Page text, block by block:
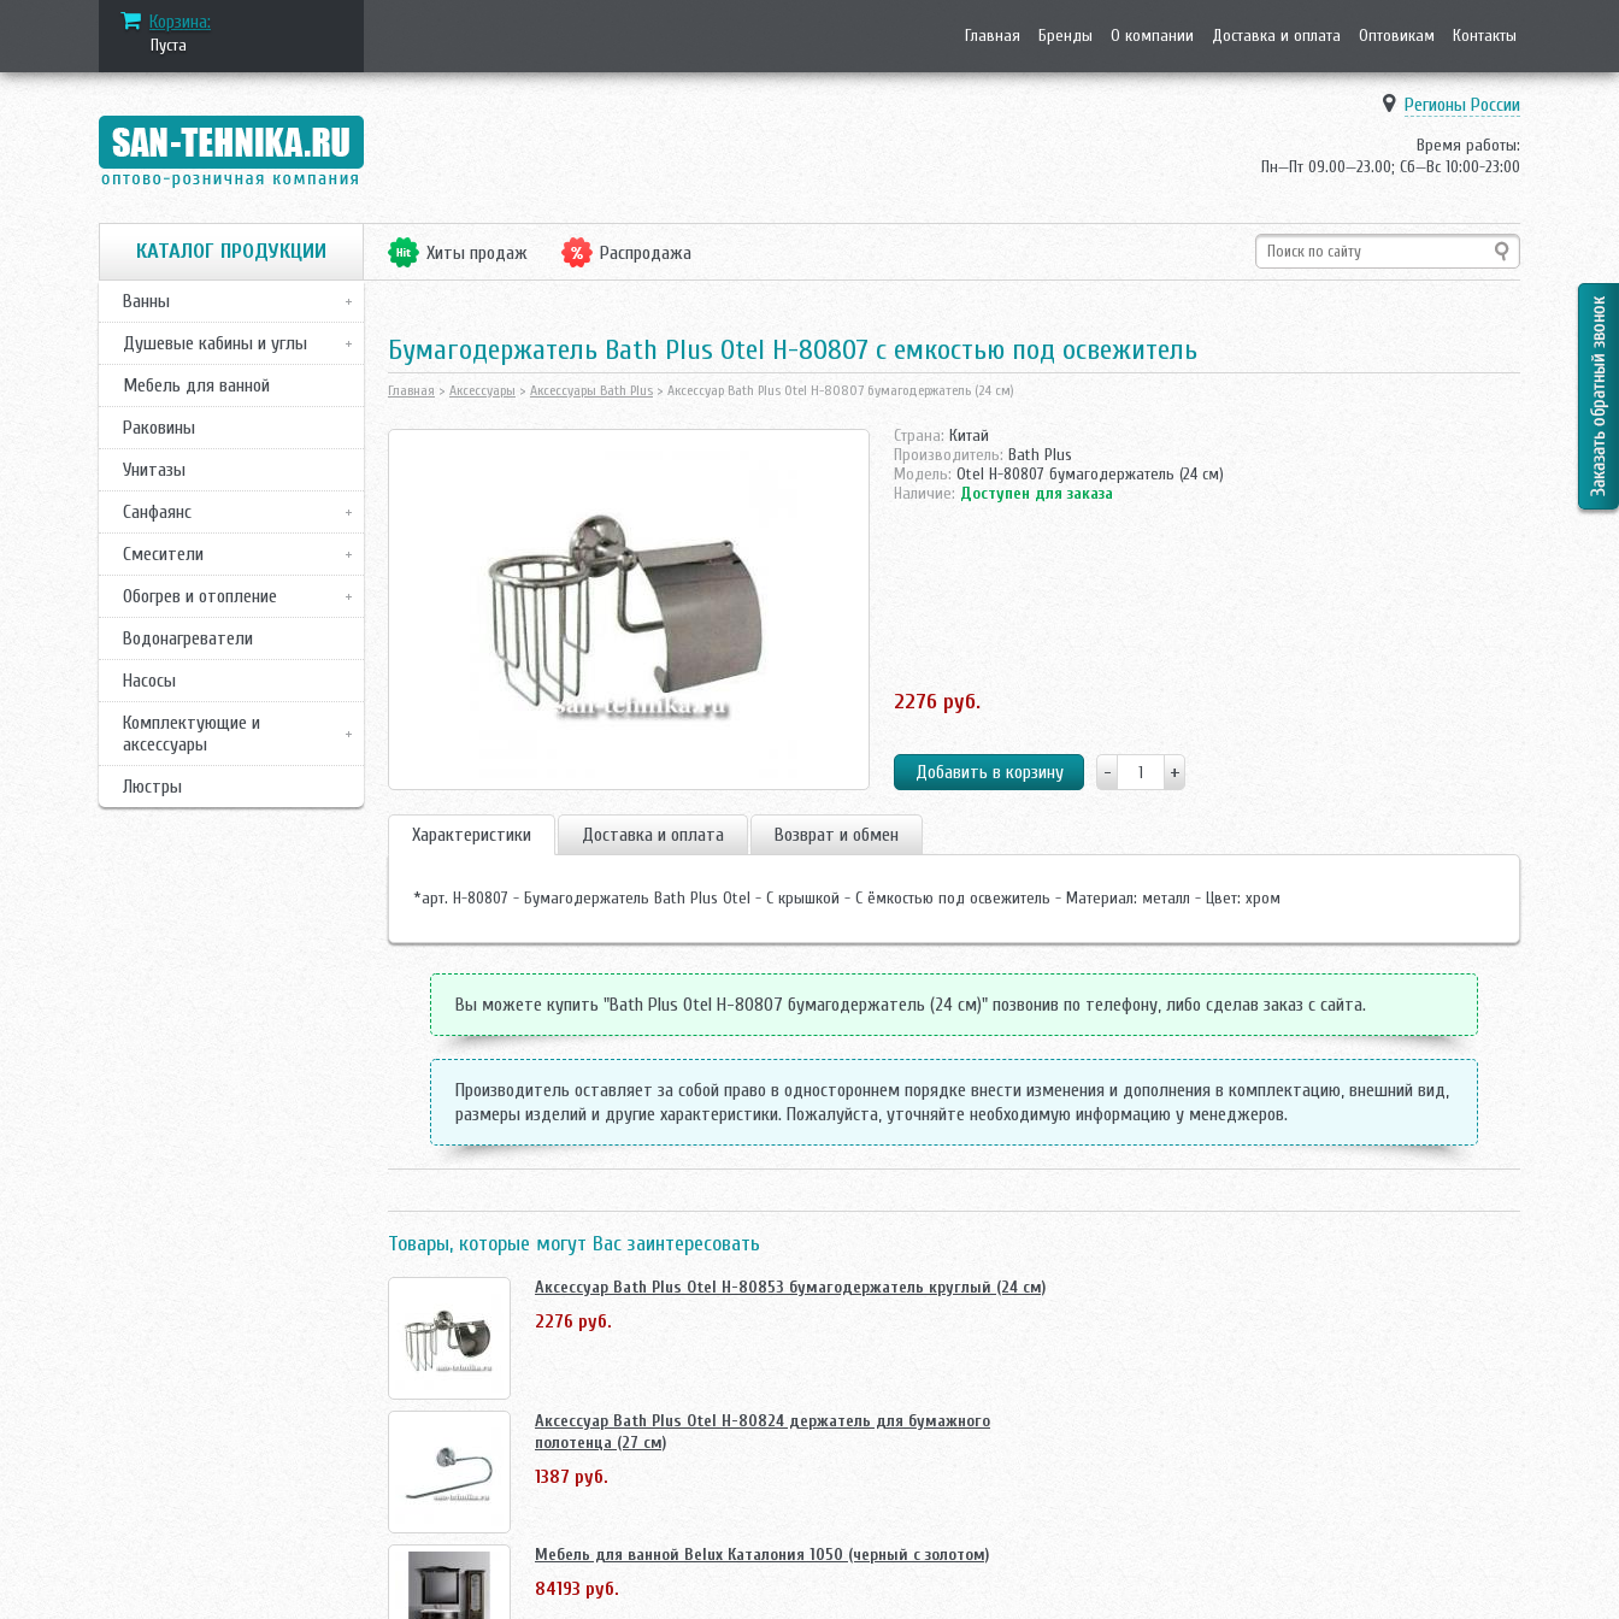
Корзина:
Пуста Главная Бренды О компании Доставка и оплата Оптовикам Контакты
Регионы России
Время работы:
Пн—Пт 09.00—23.00; Сб—Вс 10:00-23:00
КАТАЛОГ ПРОДУКЦИИ
Ванны
Душевые кабины и углы
Мебель для ванной
Раковины
Унитазы
Санфаянс
Смесители
Обогрев и отопление
Водонагреватели
Насосы
Комплектующие и
аксессуары
Люстры
Хиты продаж Распродажа
Бумагодержатель Bath Plus Otel H-80807 с емкостью под освежитель
Главная > Аксессуары > Аксессуары Bath Plus > Аксессуар Bath Plus Otel H-80807 бумагодержатель (24 см)
Страна: Китай
Производитель: Bath Plus
Модель: Otel H-80807 бумагодержатель (24 см)
Наличие: Доступен для заказа
2276 руб.
Характеристики Доставка и оплата Возврат и обмен
*арт. H-80807 - Бумагодержатель Bath Plus Otel - С крышкой - С ёмкостью под освежитель - Материал: металл - Цвет: хром
Вы можете купить "Bath Plus Otel H-80807 бумагодержатель (24 см)" позвонив по телефону, либо сделав заказ с сайта.
Производитель оставляет за собой право в одностороннем порядке внести изменения и дополнения в комплектацию, внешний вид,
размеры изделий и другие характеристики. Пожалуйста, уточняйте необходимую информацию у менеджеров.
Товары, которые могут Вас заинтересовать
Аксессуар Bath Plus Otel H-80853 бумагодержатель круглый (24 см)
2276 руб.
Аксессуар Bath Plus Otel H-80824 держатель для бумажного
полотенца (27 см)
1387 руб.
Мебель для ванной Belux Каталония 1050 (черный с золотом)
84193 руб.